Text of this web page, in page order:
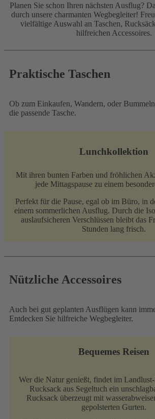
Planen Sie schon Ihren nächsten Ausflug?
durch unsere charmanten Wegbegleiter!
vielfältige Auswahl an Taschen,
hilfreichen Accessoires.
Praktische Taschen
Ob zum Einkaufen, Wandern, oder
die passende Tasche.
Lunchkollektion
Mit ihren bunten Farben und fröhlichen
jede Mittagspause zu einem
Perfekt für die Pause, egal ob im Büro, in
einem sommerlichen Ausflug. Durch die
auslaufsicheren Verschlüssen bleibt das
Stunden lang frisch.
Nützliche Accessoires
Auch bei gut geplanten Ausflügen kann
Entdecken Sie hilfreiche Wegbegleiter.
Bequemes Reisen
Wer die Natur genießt, findet im
Rucksack aus Segeltuch ein
Rucksack überzeugt mit
gepolsterten Gurten.